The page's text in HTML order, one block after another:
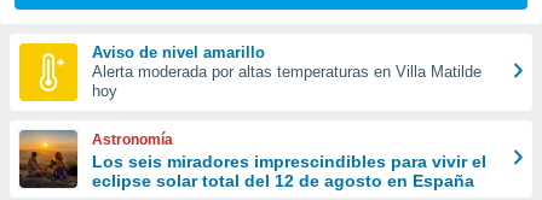
las
y
forma
digital
basada
Aviso de nivel amarillo
Alerta moderada por altas temperaturas en Villa Matilde
hoy
Astronomía
Los seis miradores imprescindibles para vivir el
eclipse solar total del 12 de agosto en España